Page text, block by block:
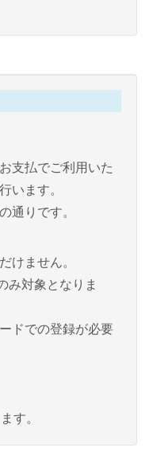
支払でご利用いた
います。
通りです。
けません。
み対象となりま
ドでの登録が必要
す。